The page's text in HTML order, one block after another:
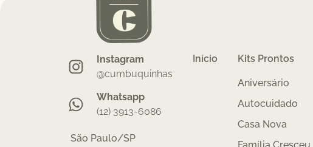
Instagram
@cumbuquinhas
Whatsapp
(12) 3913-6086
São Paulo/SP
Início Kits Prontos
Aniversário
Autocuidado
Casa Nova
Família Cresceu